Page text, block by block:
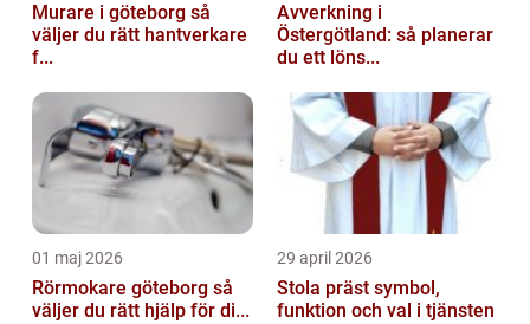
Murare i göteborg så
väljer du rätt hantverkare
f...
Avverkning i
Östergötland: så planerar
du ett löns...
01 maj 2026
Rörmokare göteborg så
väljer du rätt hjälp för di...
29 april 2026
Stola präst symbol,
funktion och val i tjänsten